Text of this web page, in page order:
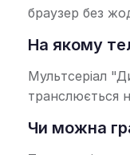
браузер без
На якому
Мультсеріал
транслюється
Чи можна